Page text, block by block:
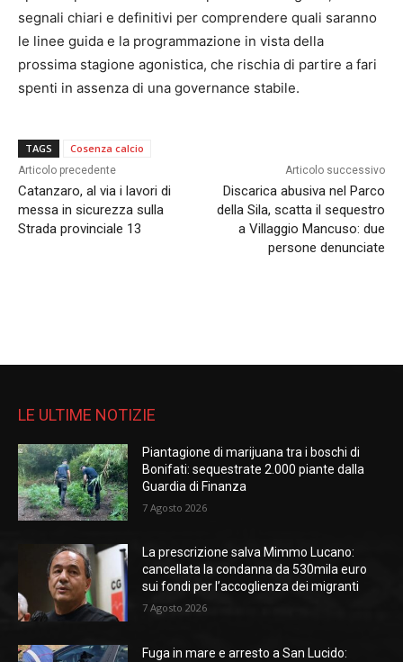
segnali chiari e definitivi per comprendere quali saranno
le linee guida e la programmazione in vista della
prossima stagione agonistica, che rischia di partire a fari
spenti in assenza di una governance stabile.
TAGS Cosenza calcio
Articolo precedente
Catanzaro, al via i lavori di
messa in sicurezza sulla
Strada provinciale 13
Articolo successivo
Discarica abusiva nel Parco
della Sila, scatta il sequestro
a Villaggio Mancuso: due
persone denunciate
LE ULTIME NOTIZIE
Piantagione di marijuana tra i boschi di
Bonifati: sequestrate 2.000 piante dalla
Guardia di Finanza
7 Agosto 2026
La prescrizione salva Mimmo Lucano:
cancellata la condanna da 530mila euro
sui fondi per l’accoglienza dei migranti
7 Agosto 2026
Fuga in mare e arresto a San Lucido: